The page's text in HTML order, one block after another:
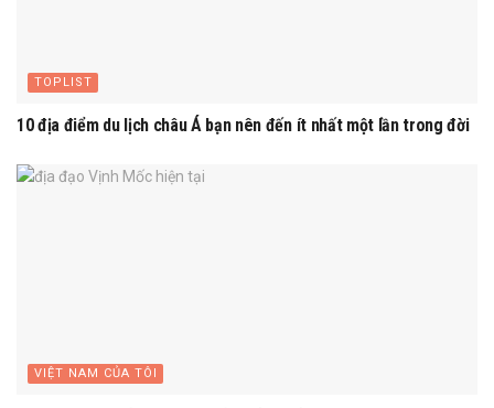
TOPLIST
10 địa điểm du lịch châu Á bạn nên đến ít nhất một lần trong đời
VIỆT NAM CỦA TÔI